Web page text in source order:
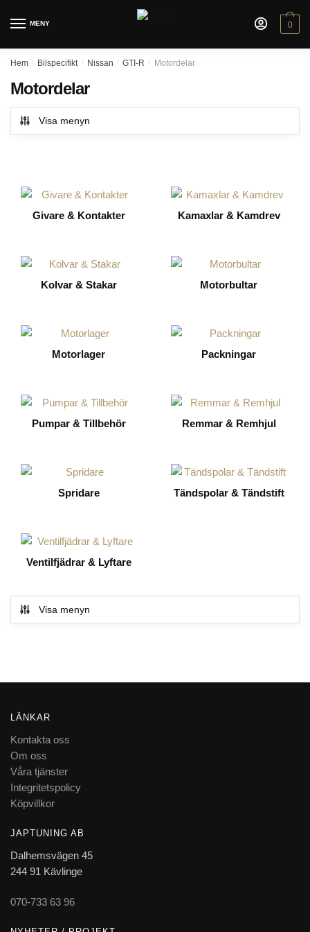
MENY 0
Hem / Bilspecifikt / Nissan / GTI-R / Motordelar
Motordelar
Visa menyn
Givare & Kontakter Kamaxlar & Kamdrev
Kolvar & Stakar Motorbultar
Motorlager Packningar
Pumpar & Tillbehör Remmar & Remhjul
Spridare Tändspolar & Tändstift
Ventilfjädrar & Lyftare
Visa menyn
LÄNKAR
Kontakta oss
Om oss
Våra tjänster
Integritetspolicy
Köpvillkor
JAPTUNING AB
Dalhemsvägen 45
244 91 Kävlinge
070-733 63 96